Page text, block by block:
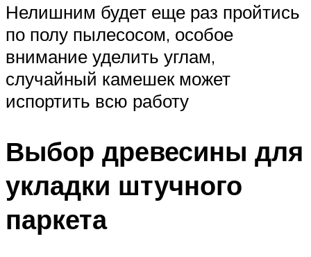
Нелишним будет еще раз пройтись
по полу пылесосом, особое
внимание уделить углам,
случайный камешек может
испортить всю работу
Выбор древесины для
укладки штучного
паркета